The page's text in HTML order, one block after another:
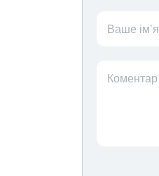
Ваше ім’я
Коментар